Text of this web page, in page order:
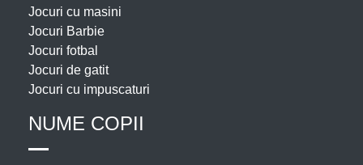
Jocuri cu masini
Jocuri Barbie
Jocuri fotbal
Jocuri de gatit
Jocuri cu impuscaturi
NUME COPII